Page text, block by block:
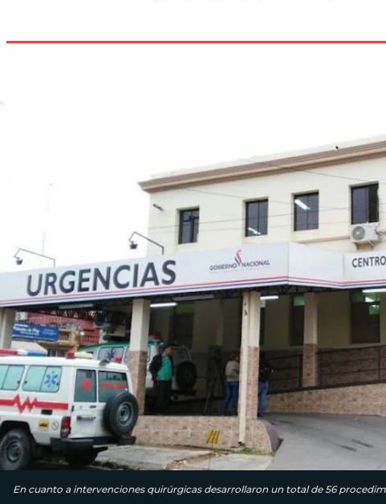
En cuanto a intervenciones quirúrgicas desarrollaron un total de 56